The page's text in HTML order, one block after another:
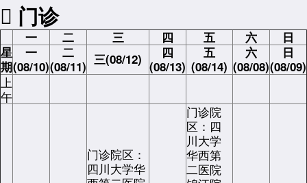
 门诊
一 二 三 四 五 六
日
星
期
一
(08/10)
二
(08/11) 三(08/12)
四
(08/13)
五
(08/14)
六
(08/08)
日
(08/09)
上
午
门诊院区：
四川大学华
门诊院
区：四
川大学
华西第
二医院